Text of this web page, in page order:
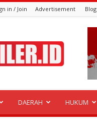
in / Join Advertisement Blog
DAERAH HUKUM